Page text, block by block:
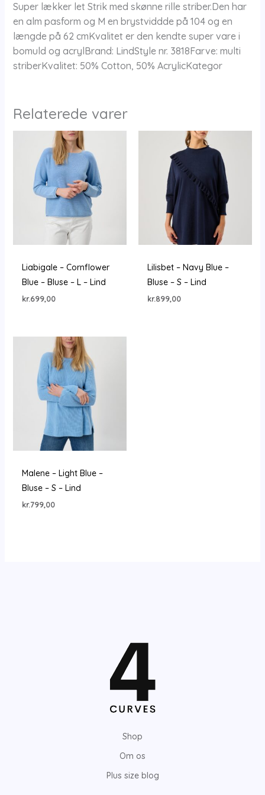
Super lækker let Strik med skønne rille striber.Den har
en alm pasform og M en brystviddde på 104 og en
længde på 62 cmKvalitet er den kendte super vare i
bomuld og acrylBrand: LindStyle nr. 3818Farve: multi
striberKvalitet: 50% Cotton, 50% AcrylicKategor
Relaterede varer
Liabigale – Cornflower
Blue – Bluse – L – Lind
kr.699,00
Lilisbet – Navy Blue –
Bluse – S – Lind
kr.899,00
Malene – Light Blue –
Bluse – S – Lind
kr.799,00
Shop
Om os
Plus size blog